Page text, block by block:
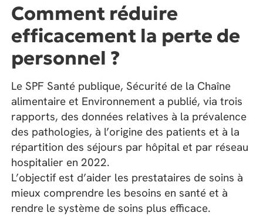
Comment réduire
efficacement la perte de
personnel ?
Le SPF Santé publique, Sécurité de la Chaîne
alimentaire et Environnement a publié, via trois
rapports, des données relatives à la prévalence
des pathologies, à l’origine des patients et à la
répartition des séjours par hôpital et par réseau
hospitalier en 2022.
L’objectif est d’aider les prestataires de soins à
mieux comprendre les besoins en santé et à
rendre le système de soins plus efficace.